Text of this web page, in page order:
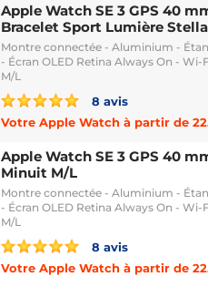
Apple Watch SE 3 GPS 40
Bracelet Sport Lumière
Montre connectée - Aluminium -
- Écran OLED Retina Always On -
M/L
8 avis
Votre Apple Watch à partir de
Apple Watch SE 3 GPS 40
Minuit M/L
Montre connectée - Aluminium -
- Écran OLED Retina Always On -
M/L
8 avis
Votre Apple Watch à partir de